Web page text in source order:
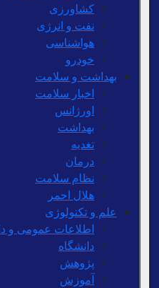
کشاورزی
نفت و انرژی
هواشناسی
خودرو
بهداشت و سلامت
اخبار سلامت
اورژانس
بهداشت
تغدیه
درمان
نظام سلامت
هلال احمر
علم و تکنولوژی
اطلاعات عمومی و
دانشگاه
پژوهش
آموزش